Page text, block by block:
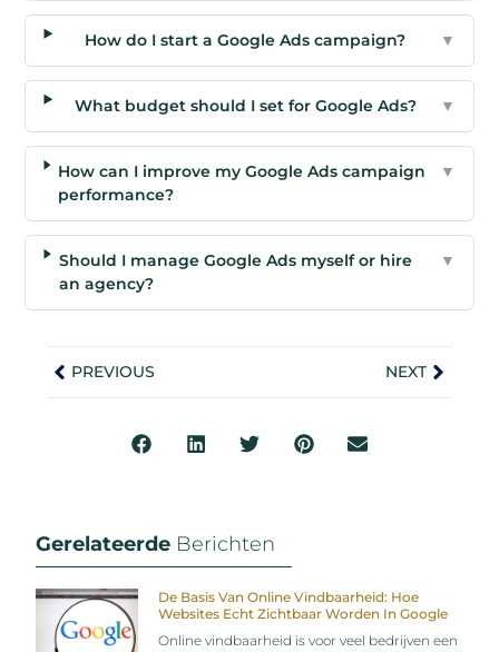
How do I start a Google Ads campaign? ▼
What budget should I set for Google Ads? ▼
How can I improve my Google Ads campaign
performance?
▼
Should I manage Google Ads myself or hire
an agency?
▼
PREVIOUS NEXT
Gerelateerde Berichten
De Basis Van Online Vindbaarheid: Hoe
Websites Echt Zichtbaar Worden In Google
Online vindbaarheid is voor veel bedrijven een